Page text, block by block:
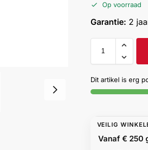
Op voorraad
Garantie: 2
Dit artikel is erg
VEILIG
Vanaf € 250